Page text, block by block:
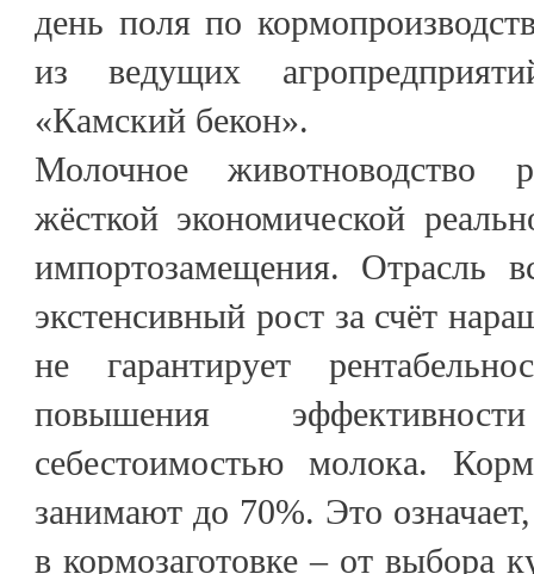
день поля по
из ведущих
«Камский бекон».
Молочное животноводство
жёсткой экономической
импортозамещения. Отрасль
экстенсивный рост за счёт
не гарантирует
повышения
себестоимостью молока.
занимают до 70%. Это
в кормозаготовке – от выбора